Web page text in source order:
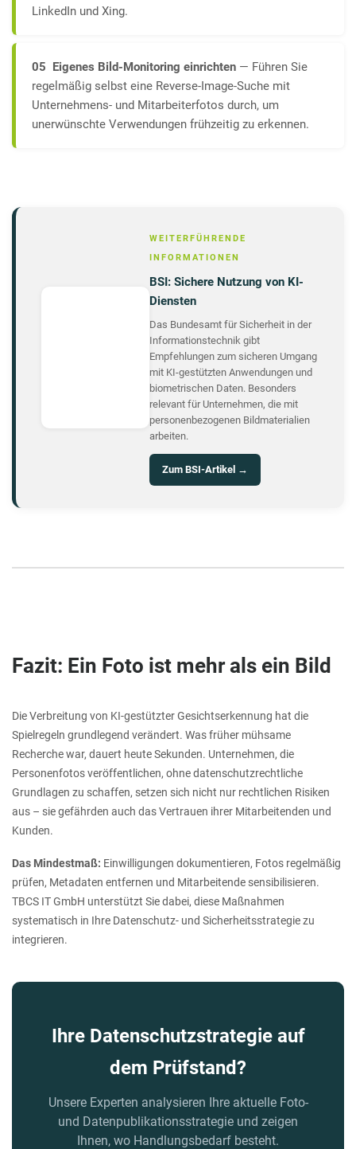
LinkedIn und Xing.
05 Eigenes Bild-Monitoring einrichten — Führen Sie
regelmäßig selbst eine Reverse-Image-Suche mit
Unternehmens- und Mitarbeiterfotos durch, um
unerwünschte Verwendungen frühzeitig zu erkennen.
WEITERFÜHRENDE
INFORMATIONEN
BSI: Sichere Nutzung von KI-
Diensten
Das Bundesamt für Sicherheit in der
Informationstechnik gibt
Empfehlungen zum sicheren Umgang
mit KI-gestützten Anwendungen und
biometrischen Daten. Besonders
relevant für Unternehmen, die mit
personenbezogenen Bildmaterialien
arbeiten.
Zum BSI-Artikel →
Fazit: Ein Foto ist mehr als ein Bild
Die Verbreitung von KI-gestützter Gesichtserkennung hat die
Spielregeln grundlegend verändert. Was früher mühsame
Recherche war, dauert heute Sekunden. Unternehmen, die
Personenfotos veröffentlichen, ohne datenschutzrechtliche
Grundlagen zu schaffen, setzen sich nicht nur rechtlichen Risiken
aus – sie gefährden auch das Vertrauen ihrer Mitarbeitenden und
Kunden.
Das Mindestmaß: Einwilligungen dokumentieren, Fotos regelmäßig
prüfen, Metadaten entfernen und Mitarbeitende sensibilisieren.
TBCS IT GmbH unterstützt Sie dabei, diese Maßnahmen
systematisch in Ihre Datenschutz- und Sicherheitsstrategie zu
integrieren.
Ihre Datenschutzstrategie auf
dem Prüfstand?
Unsere Experten analysieren Ihre aktuelle Foto-
und Datenpublikationsstrategie und zeigen
Ihnen, wo Handlungsbedarf besteht.